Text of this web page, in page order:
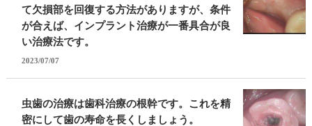
て欠損部を回復する方法がありますが、条件
が合えば、インプラント治療が一番具合が良
い治療法です。
2023/07/07
虫歯の治療は歯科治療の根幹です。これを精
密にして歯の寿命を長くしましょう。